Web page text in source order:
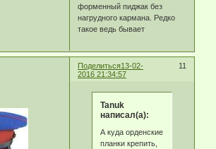
форменный пиджак без
нагрудного кармана. Редко
такое ведь бывает
Поделиться 11
13-02-
2016 21:34:57
Tanuk
написал(а):
А куда орденские
планки крепить,